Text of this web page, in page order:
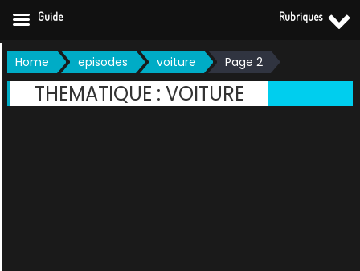
Skip
to
content
Home episodes voiture Page 2
THEMATIQUE : VOITURE
Guide Rubriques